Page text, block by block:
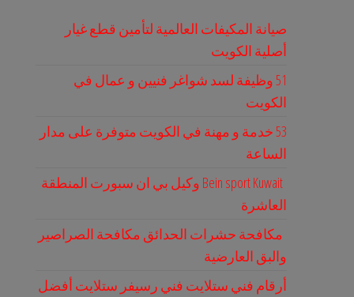
صيانة المكيفات العالمية لتأمين قطع غيار
أصلية الكويت
51 وظيفة لسد شواغر فنيين و عمال في
الكويت
53 خدمة و مهنة في الكويت متوفرة على مدار
الساعة
Bein sport Kuwait وكيل بي ان سبورت المنطقة
العاشرة
مكافحة حشرات الحدائق مكافحة الصراصير
والبق العارضية
أرقام فني ستلايت فني رسيفر ستلايت أفضل